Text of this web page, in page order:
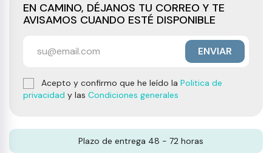
EN CAMINO, DÉJANOS TU CORREO Y TE
AVISAMOS CUANDO ESTÉ DISPONIBLE
ENVIAR
Acepto y confirmo que he leído la Politica de
privacidad y las Condiciones generales
Plazo de entrega 48 - 72 horas